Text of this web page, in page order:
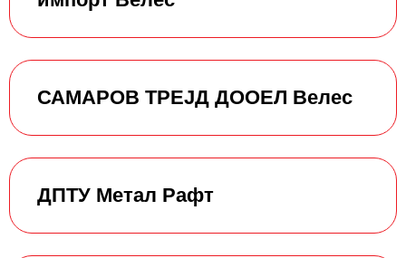
САМАРОВ ТРЕЈД ДООЕЛ Велес
ДПТУ Метал Рафт